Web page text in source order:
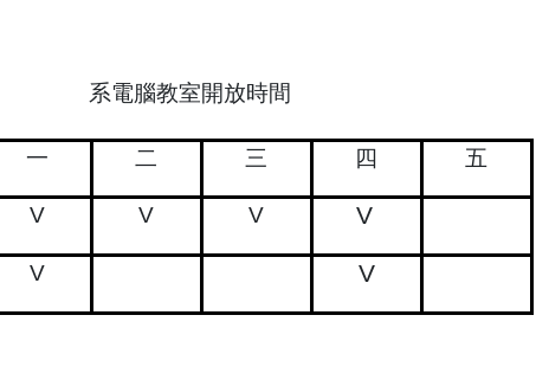
系電腦教室開放時間
一 二 三 四 五
V V V V
V V